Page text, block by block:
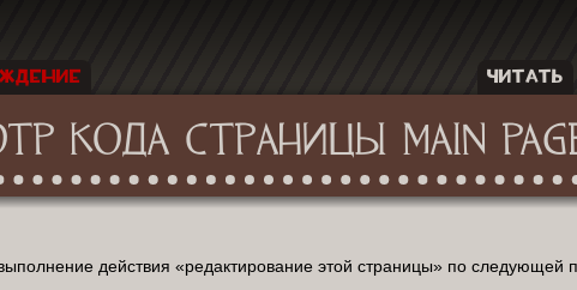
КОДА СТРАНИЦЫ MAIN
действия «редактирование этой страницы» по следующей
ЧИТАТЬ